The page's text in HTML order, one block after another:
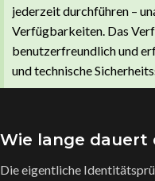
jederzeit durchführen –
Verfügbarkeiten. Das
benutzerfreundlich und
und technische
Wie lange dauert
Die eigentliche